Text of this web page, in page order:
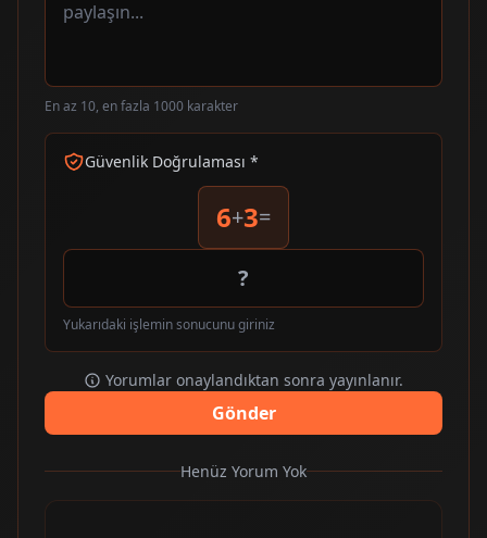
En az 10, en fazla 1000 karakter
Güvenlik Doğrulaması *
6+3=
Yukarıdaki işlemin sonucunu giriniz
Yorumlar onaylandıktan sonra yayınlanır.
Gönder
Henüz Yorum Yok